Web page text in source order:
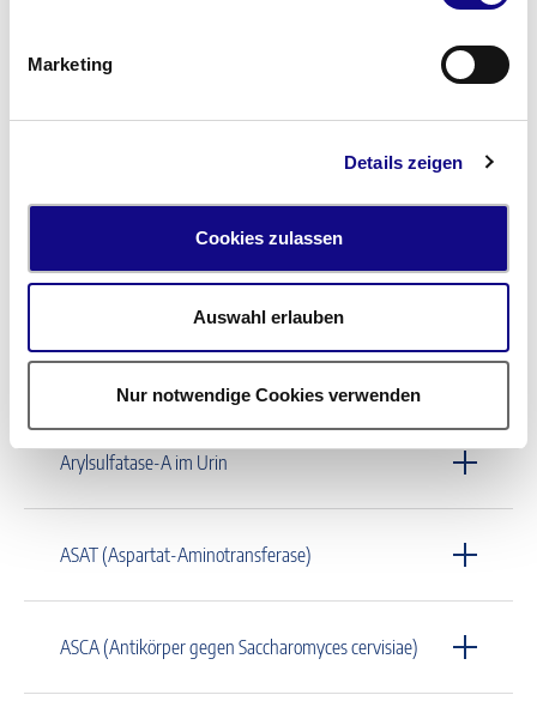
Marketing
Details zeigen
Cookies zulassen
Auswahl erlauben
Nur notwendige Cookies verwenden
Arsen im Urin
Arsen im Vollblut
Arylsulfatase-A im Urin
ASAT (Aspartat-Aminotransferase)
ASCA (Antikörper gegen Saccharomyces cervisiae)